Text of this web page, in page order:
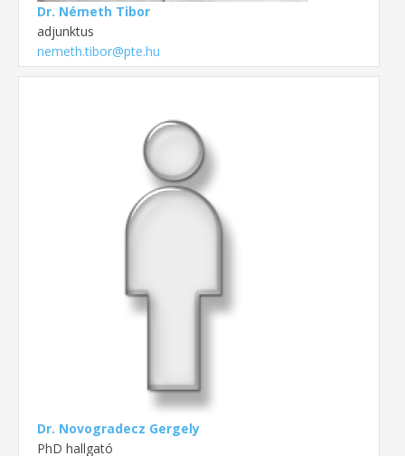
Dr. Németh Tibor
adjunktus
nemeth.tibor@pte.hu
Dr. Novogradecz Gergely
PhD hallgató